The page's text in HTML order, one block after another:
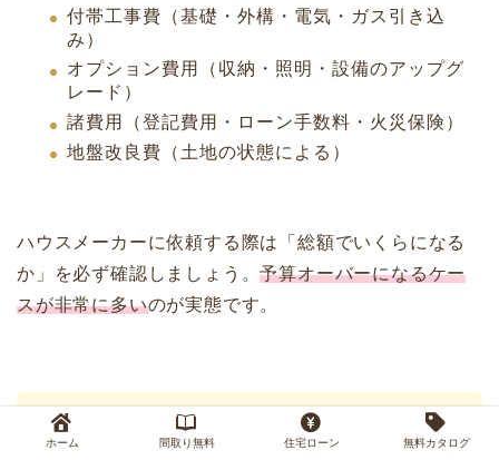
付帯工事費（基礎・外構・電気・ガス引き込
み）
オプション費用（収納・照明・設備のアップグ
レード）
諸費用（登記費用・ローン手数料・火災保険）
地盤改良費（土地の状態による）
ハウスメーカーに依頼する際は「総額でいくらになる
か」を必ず確認しましょう。予算オーバーになるケー
スが非常に多いのが実態です。
「坪単価○○万円〜」という広告表記は、最低
ホーム 間取り無料 住宅ローン 無料カタログ